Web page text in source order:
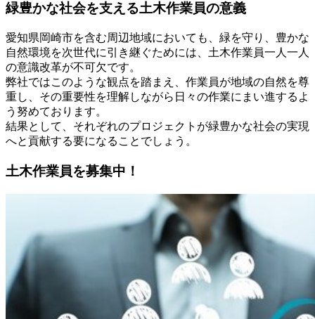
緑豊かな社会を支える土木作業員の意義
愛知県岡崎市を含む周辺地域においても、緑を守り、豊かな
自然環境を次世代に引き継ぐためには、土木作業員一人一人
の意識改革が不可欠です。
弊社ではこのような観点を踏まえ、作業員が地域の自然を尊
重し、その重要性を理解しながら日々の作業にまい進するよ
う努めております。
結果として、それぞれのプロジェクトが緑豊かな社会の実現
へと貢献する要になることでしょう。
土木作業員を募集中！